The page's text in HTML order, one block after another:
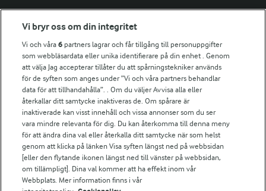
Fler Arlasajter
För ägare
Arlas kundportal
Arla.com
Falbygdens Ost
Arla webbshop
Bildbank
Följ oss
Vi bryr oss om din integritet
Vi och våra6 partners lagrar och får tillgång till personuppgifter
som webbläsardata eller unika identifierare på din enhet . Genom
att välja Jag accepterar tillåter du att spårningstekniker används
för de syften som anges under ”Vi och våra partners behandlar
data för att tillhandahålla”. . Om du väljer Avvisa alla eller
återkallar ditt samtycke inaktiveras de. Om spårare är
inaktiverade kan visst innehåll och vissa annonser som du ser
vara mindre relevanta för dig. Du kan återkomma till denna meny
för att ändra dina val eller återkalla ditt samtycke när som helst
genom att klicka på länken Visa syften längst ned på webbsidan
[eller den flytande ikonen längst ned till vänster på webbsidan,
om tillämpligt]. Dina val kommer att ha effekt inom vår
Webbplats. Mer information finns i vår